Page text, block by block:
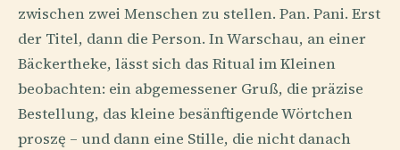
zwischen zwei Menschen zu stellen. Pan. Pani. Erst
der Titel, dann die Person. In Warschau, an einer
Bäckertheke, lässt sich das Ritual im Kleinen
beobachten: ein abgemessener Gruß, die präzise
Bestellung, das kleine besänftigende Wörtchen
proszę – und dann eine Stille, die nicht danach